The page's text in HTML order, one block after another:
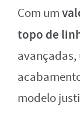
Com um
topo de
modelo